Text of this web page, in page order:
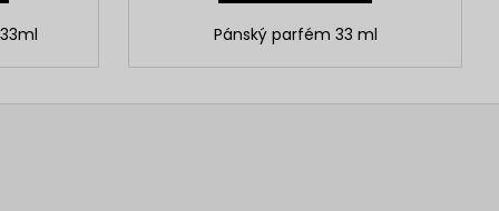
Pánský parfém 33 ml